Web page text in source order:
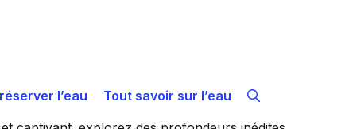
l’eau Tout savoir sur l’eau